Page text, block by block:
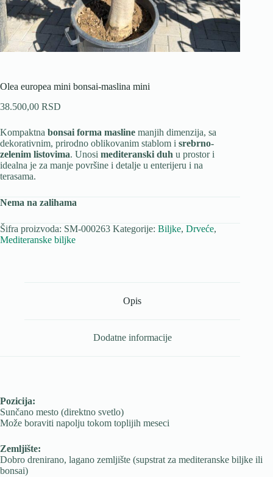
Olea europea mini bonsai-maslina mini
38.500,00 RSD
Kompaktna bonsai forma masline manjih dimenzija, sa
dekorativnim, prirodno oblikovanim stablom i srebrno-
zelenim listovima. Unosi mediteranski duh u prostor i
idealna je za manje površine i detalje u enterijeru i na
terasama.
Nema na zalihama
Šifra proizvoda: SM-000263 Kategorije: Biljke, Drveće,
Mediteranske biljke
Opis
Dodatne informacije
Pozicija:
Sunčano mesto (direktno svetlo)
Može boraviti napolju tokom toplijih meseci
Zemljište:
Dobro drenirano, lagano zemljište (supstrat za mediteranske biljke ili
bonsai)